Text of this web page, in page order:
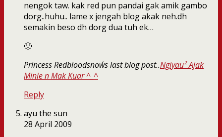
nengok taw. kak red pun pandai gak amik gambo
dorg..huhu.. lame x jengah blog akak neh.dh
semakin beso dh dorg dua tuh ek…
🙂
Princess Redbloodsnow´s last blog post..Ngiyau² Ajak
Minie n Mak Kuar ^_^
Reply
ayu the sun
28 April 2009